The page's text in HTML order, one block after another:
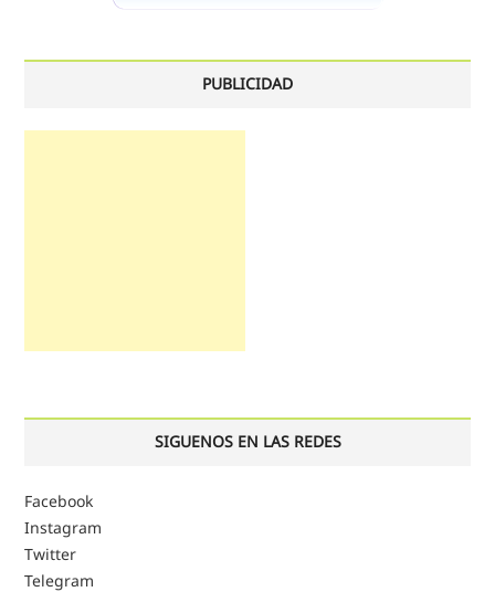
PUBLICIDAD
SIGUENOS EN LAS REDES
Facebook
Instagram
Twitter
Telegram